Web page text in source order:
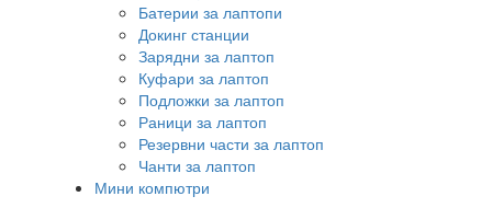
Батерии за лаптопи
Докинг станции
Зарядни за лаптоп
Куфари за лаптоп
Подложки за лаптоп
Раници за лаптоп
Резервни части за лаптоп
Чанти за лаптоп
Мини компютри